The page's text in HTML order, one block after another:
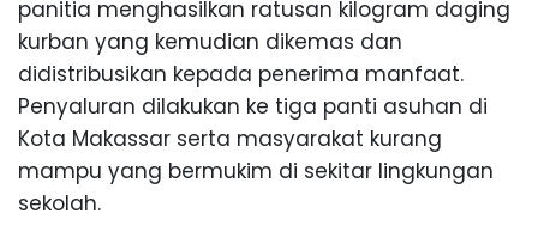
panitia menghasilkan ratusan kilogram daging
kurban yang kemudian dikemas dan
didistribusikan kepada penerima manfaat.
Penyaluran dilakukan ke tiga panti asuhan di
Kota Makassar serta masyarakat kurang
mampu yang bermukim di sekitar lingkungan
sekolah.